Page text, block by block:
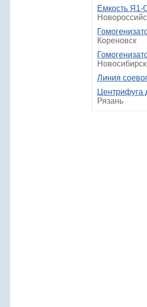
Емкость
Кореновск
Новосибирск
Линия
Центрифуга
Рязань